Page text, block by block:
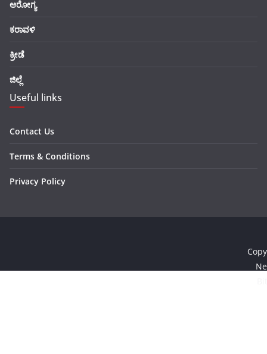
ಆರೋಗ್ಯ
ಕರಾವಳಿ
ಕ್ರೀಡೆ
ಜಿಲ್ಲೆ
Useful links
Contact Us
Terms & Conditions
Privacy Policy